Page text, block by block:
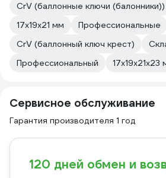
CrV (баллонные ключи (балонники))
17х19х21 мм
Профессиональные
CrV (баллонный ключ крест)
Профессиональный
17х19х21х23
Сервисное обслуживание
Гарантия производителя 1 год
120 дней обмен и